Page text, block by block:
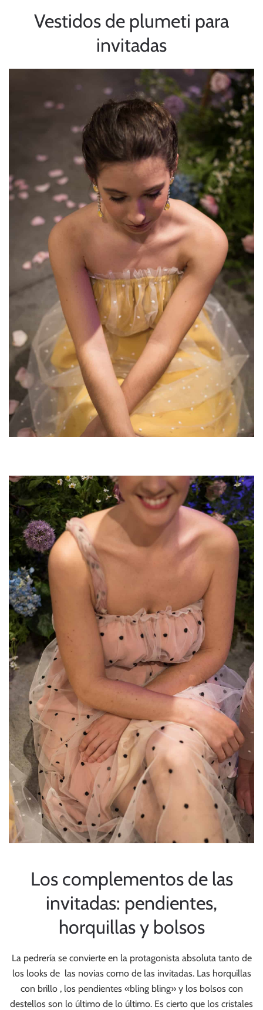
Vestidos de plumeti para
invitadas
Los complementos de las
invitadas: pendientes,
horquillas y bolsos
La pedrería se convierte en la protagonista absoluta tanto de
los looks de las novias como de las invitadas. Las horquillas
con brillo , los pendientes «bling bling» y los bolsos con
destellos son lo último de lo último. Es cierto que los cristales